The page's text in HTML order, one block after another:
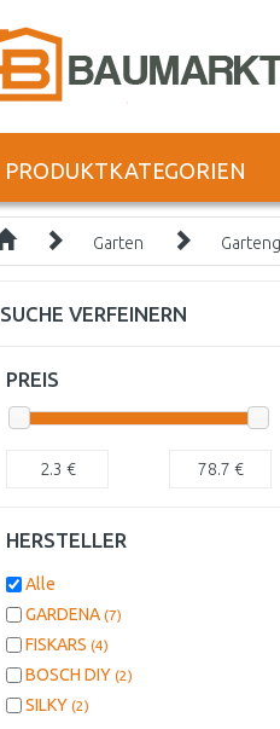
PRODUKTKATEGORIEN
Garten
SUCHE VERFEINERN
PREIS
2.3 € 78.7 €
HERSTELLER
Alle
GARDENA (7)
FISKARS (4)
BOSCH DIY (2)
SILKY (2)